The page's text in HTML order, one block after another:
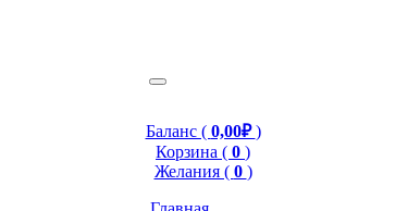
Баланс ( 0,00₽)
Корзина ( 0 )
Желания ( 0 )